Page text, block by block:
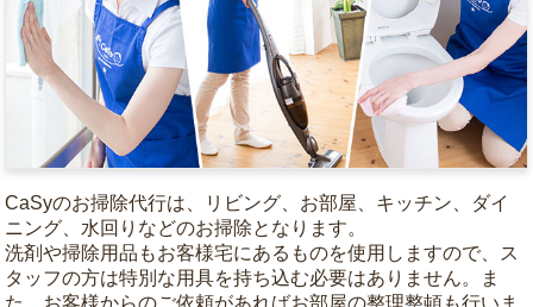
CaSyのお掃除代行は、リビング、お部屋、キッチン、ダイ
ニング、水回りなどのお掃除となります。
洗剤や掃除用品もお客様宅にあるものを使用しますので、ス
タッフの方は特別な用具を持ち込む必要はありません。ま